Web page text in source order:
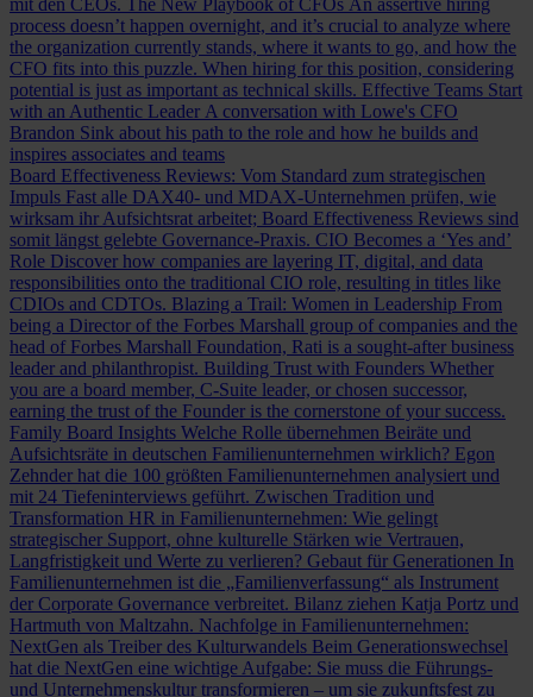
mit den CEOs. The New Playbook of CFOs An assertive hiring
process doesn’t happen overnight, and it’s crucial to analyze where
the organization currently stands, where it wants to go, and how the
CFO fits into this puzzle. When hiring for this position, considering
potential is just as important as technical skills. Effective Teams Start
with an Authentic Leader A conversation with Lowe's CFO
Brandon Sink about his path to the role and how he builds and
inspires associates and teams
Board Effectiveness Reviews: Vom Standard zum strategischen
Impuls Fast alle DAX40- und MDAX-Unternehmen prüfen, wie
wirksam ihr Aufsichtsrat arbeitet; Board Effectiveness Reviews sind
somit längst gelebte Governance-Praxis. CIO Becomes a ‘Yes and’
Role Discover how companies are layering IT, digital, and data
responsibilities onto the traditional CIO role, resulting in titles like
CDIOs and CDTOs. Blazing a Trail: Women in Leadership From
being a Director of the Forbes Marshall group of companies and the
head of Forbes Marshall Foundation, Rati is a sought-after business
leader and philanthropist. Building Trust with Founders Whether
you are a board member, C-Suite leader, or chosen successor,
earning the trust of the Founder is the cornerstone of your success.
Family Board Insights Welche Rolle übernehmen Beiräte und
Aufsichtsräte in deutschen Familienunternehmen wirklich? Egon
Zehnder hat die 100 größten Familienunternehmen analysiert und
mit 24 Tiefeninterviews geführt. Zwischen Tradition und
Transformation HR in Familienunternehmen: Wie gelingt
strategischer Support, ohne kulturelle Stärken wie Vertrauen,
Langfristigkeit und Werte zu verlieren? Gebaut für Generationen In
Familienunternehmen ist die „Familienverfassung“ als Instrument
der Corporate Governance verbreitet. Bilanz ziehen Katja Portz und
Hartmuth von Maltzahn. Nachfolge in Familienunternehmen:
NextGen als Treiber des Kulturwandels Beim Generationswechsel
hat die NextGen eine wichtige Aufgabe: Sie muss die Führungs-
und Unternehmenskultur transformieren – um sie zukunftsfest zu